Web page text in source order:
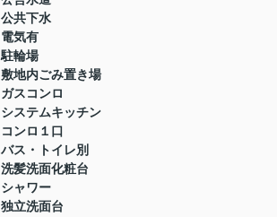
公共下水
電気有
駐輪場
敷地内ごみ置き場
ガスコンロ
システムキッチン
コンロ１口
バス・トイレ別
洗髪洗面化粧台
シャワー
独立洗面台